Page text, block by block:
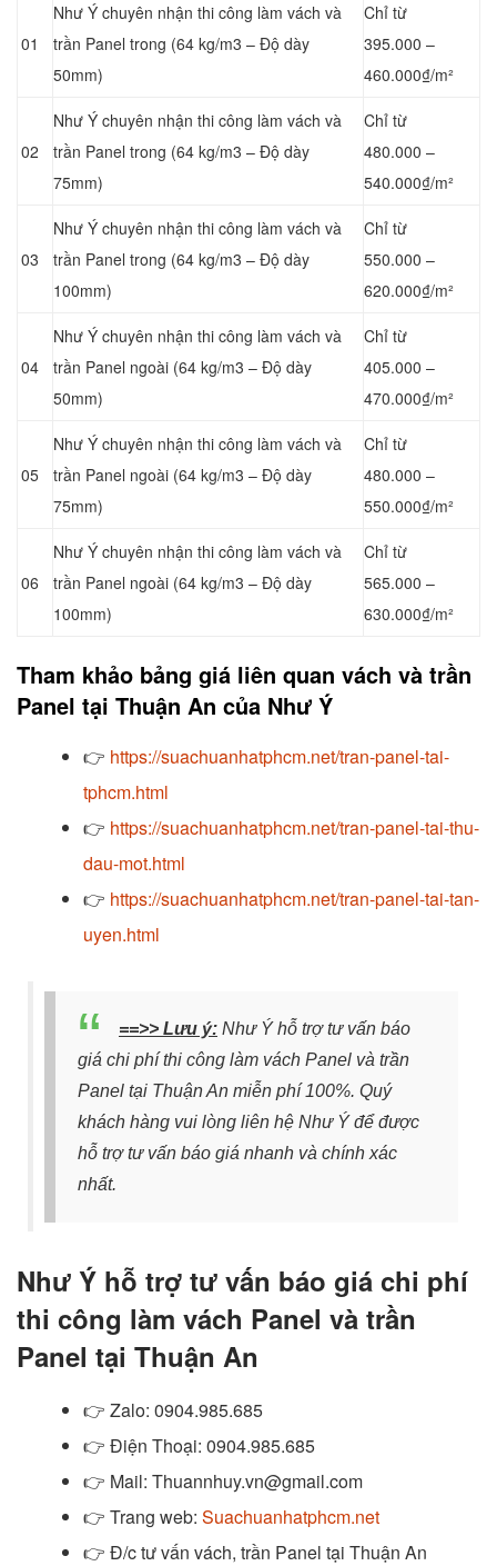
01
Như Ý chuyên nhận thi công làm vách và
trần Panel trong (64 kg/m3 – Độ dày
50mm)
Chỉ từ
395.000 –
460.000₫/m²
02
Như Ý chuyên nhận thi công làm vách và
trần Panel trong (64 kg/m3 – Độ dày
75mm)
Chỉ từ
480.000 –
540.000₫/m²
03
Như Ý chuyên nhận thi công làm vách và
trần Panel trong (64 kg/m3 – Độ dày
100mm)
Chỉ từ
550.000 –
620.000₫/m²
04
Như Ý chuyên nhận thi công làm vách và
trần Panel ngoài (64 kg/m3 – Độ dày
50mm)
Chỉ từ
405.000 –
470.000₫/m²
05
Như Ý chuyên nhận thi công làm vách và
trần Panel ngoài (64 kg/m3 – Độ dày
75mm)
Chỉ từ
480.000 –
550.000₫/m²
06
Như Ý chuyên nhận thi công làm vách và
trần Panel ngoài (64 kg/m3 – Độ dày
100mm)
Chỉ từ
565.000 –
630.000₫/m²
Tham khảo bảng giá liên quan vách và trần
Panel tại Thuận An của Như Ý
👉 https://suachuanhatphcm.net/tran-panel-tai-
tphcm.html
👉 https://suachuanhatphcm.net/tran-panel-tai-thu-
dau-mot.html
👉 https://suachuanhatphcm.net/tran-panel-tai-tan-
uyen.html
==>> Lưu ý: Như Ý hỗ trợ tư vấn báo
giá chi phí thi công làm vách Panel và trần
Panel tại Thuận An miễn phí 100%. Quý
khách hàng vui lòng liên hệ Như Ý để được
hỗ trợ tư vấn báo giá nhanh và chính xác
nhất.
Như Ý hỗ trợ tư vấn báo giá chi phí
thi công làm vách Panel và trần
Panel tại Thuận An
👉 Zalo: 0904.985.685
👉 Điện Thoại: 0904.985.685
👉 Mail: Thuannhuy.vn@gmail.com
👉 Trang web: Suachuanhatphcm.net
👉 Đ/c tư vấn vách, trần Panel tại Thuận An